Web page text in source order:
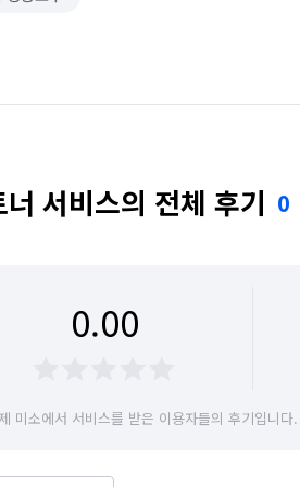
너 서비스의 전체 후기 0
0.00
미소에서 서비스를 받은 이용자들의 후기입니다.